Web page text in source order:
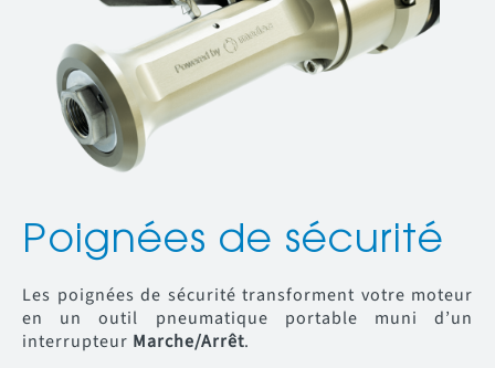
Poignées de sécurité
Les poignées de sécurité transforment votre moteur
en un outil pneumatique portable muni d’un
interrupteur Marche/Arrêt.